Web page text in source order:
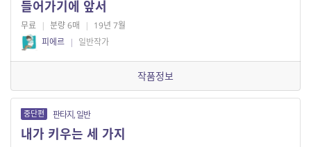
들어가기에 앞서
무료 | 분량 6매 | 19년 7월
피에르 | 일반작가
작품정보
중단편 판타지, 일반
내가 키우는 세 가지